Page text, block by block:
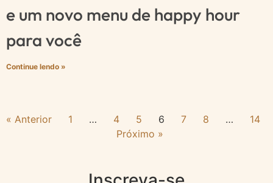
e um novo menu de happy hour
para você
Continue lendo »
« Anterior 1 … 4 5 6 7 8 …
14
Próximo »